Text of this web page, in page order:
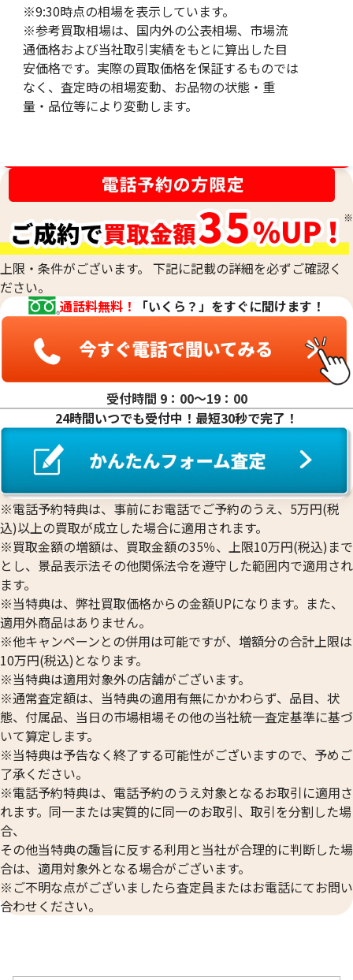
どの貴金属相場の解説、セミナーでの相談対応など、幅
広い分野で活動している。 加えて、住宅メーカーやデ
ジタル遺品解析を専門とする事業者、暗号資産分野にお
ける記事制作・監修にも関与。金融リテラシー向上を目
的に、研究員制度を活用した高校生向けの学習支援や、
金融×IT教育を行うファイナンシャルスクールへのコラ
合的な提案を強みにする。
過去のプラチナ相場価格に対する
専門家の評価はこちら
※9:30時点の相場を表示しています。
※参考買取相場は、国内外の公表相場、市場流
通価格および当社取引実績をもとに算出した目
安価格です。実際の買取価格を保証するものでは
なく、査定時の相場変動、お品物の状態・重
量・品位等により変動します。
上限・条件がございます。 下記に記載の詳細を必ずご確認く
ださい。
通話料無料！
「いくら？」をすぐに聞けます！
受付時間 9：00〜19：00
24時間いつでも受付中！最短30秒で完了！
※電話予約特典は、事前にお電話でご予約のうえ、5万円(税
込)以上の買取が成立した場合に適用されます。
※買取金額の増額は、買取金額の35％、上限10万円(税込)まで
とし、景品表示法その他関係法令を遵守した範囲内で適用され
ます。
※当特典は、弊社買取価格からの金額UPになります。また、
適用外商品はありません。
※他キャンペーンとの併用は可能ですが、増額分の合計上限は
10万円(税込)となります。
※当特典は適用対象外の店舗がございます。
※通常査定額は、当特典の適用有無にかかわらず、品目、状
態、付属品、当日の市場相場その他の当社統一査定基準に基づ
いて算定します。
※当特典は予告なく終了する可能性がございますので、予めご
了承ください。
※電話予約特典は、電話予約のうえ対象となるお取引に適用さ
れます。同一または実質的に同一のお取引、取引を分割した場
合、
その他当特典の趣旨に反する利用と当社が合理的に判断した場
合は、適用対象外となる場合がございます。
※ご不明な点がございましたら査定員またはお電話にてお問い
合わせください。